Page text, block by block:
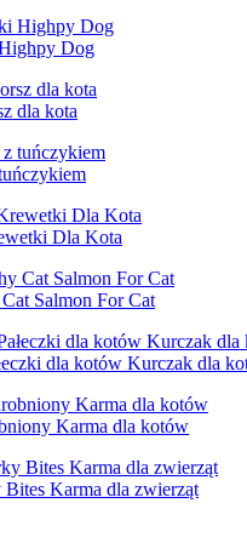
Dog
dla kota
Dla Kota
Salmon For Cat
dla kotów Kurczak dla
Karma dla kotów
Karma dla zwierząt